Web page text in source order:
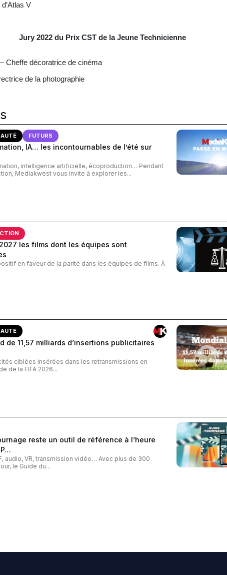
V
Jury 2022 du Prix CST de la Jeune Technicienne
Cheffe décoratrice de cinéma
de la photographie
FUTURS
IA… les incontournables de l’été sur
intelligence artificielle, écoproduction… Pendant
Mediakwest vous invite à explorer les...
les films dont les équipes sont
en faveur de la parité dans les équipes de films. À
de 11,57 milliards d’insertions publicitaires
ciblées insérées dans les retransmissions en
de la FIFA 2026...
reste un outil de référence à l’heure
audio, VR, transmission vidéo… Avec plus de 300
le Guide du...